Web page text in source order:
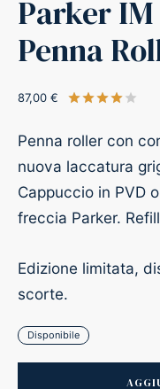
Parker
Penna
87,00 €
Penna roller con
nuova laccatura
Cappuccio in PVD
freccia Parker.
Edizione limitata,
scorte.
Disponibile
Matic
Astronaut Space
Space Pen
pressurizzato
Castell